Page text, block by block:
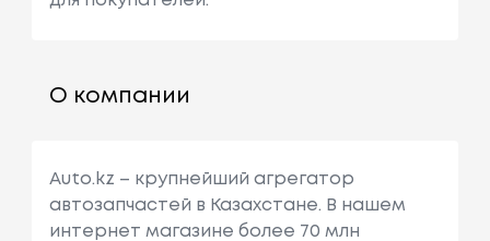
О компании
Auto.kz – крупнейший агрегатор
автозапчастей в Казахстане. В нашем
интернет магазине более 70 млн